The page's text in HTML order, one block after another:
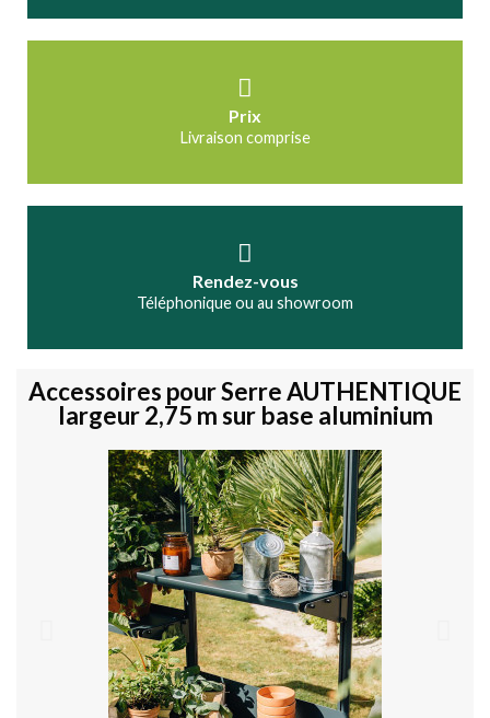
Prix
Livraison comprise
Rendez-vous
Téléphonique ou au showroom
Accessoires pour Serre AUTHENTIQUE
largeur 2,75 m sur base aluminium